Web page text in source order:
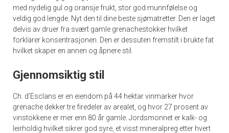
med nydelig gul og oransje frukt, stor god munnfølelse og
veldig god lengde. Nyt den til dine beste sjømatretter. Den er laget
delvis av druer fra svært gamle grenachestokker hvilket
forklarer konsentrasjonen. Den er dessuten fremstilt i brukte fat
hvilket skaper en annen og åpnere stil.
Gjennomsiktig stil
Ch. d’Esclans er en eiendom på 44 hektar vinmarker hvor
grenache dekker tre firedeler av arealet, og hvor 27 prosent av
vinstokkene er mer enn 80 år gamle. Jordsmonnet er kalk- og
leirholdig hvilket sikrer god syre, et visst mineralpreg etter hvert